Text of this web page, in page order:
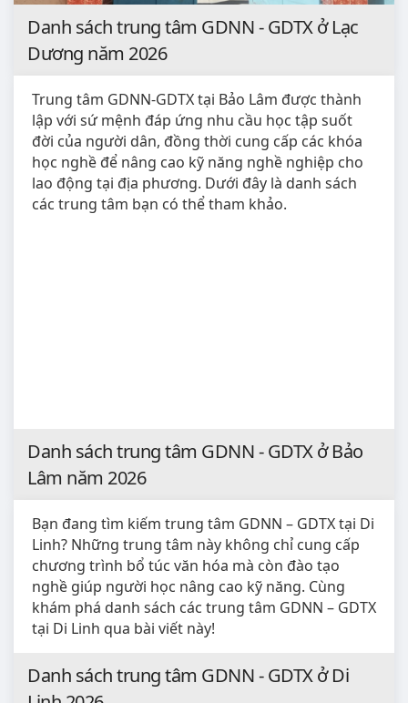
Danh sách trung tâm GDNN - GDTX ở Lạc
Dương năm 2026
Trung tâm GDNN-GDTX tại Bảo Lâm được thành
lập với sứ mệnh đáp ứng nhu cầu học tập suốt
đời của người dân, đồng thời cung cấp các khóa
học nghề để nâng cao kỹ năng nghề nghiệp cho
lao động tại địa phương. Dưới đây là danh sách
các trung tâm bạn có thể tham khảo.
Danh sách trung tâm GDNN - GDTX ở Bảo
Lâm năm 2026
Bạn đang tìm kiếm trung tâm GDNN – GDTX tại Di
Linh? Những trung tâm này không chỉ cung cấp
chương trình bổ túc văn hóa mà còn đào tạo
nghề giúp người học nâng cao kỹ năng. Cùng
khám phá danh sách các trung tâm GDNN – GDTX
tại Di Linh qua bài viết này!